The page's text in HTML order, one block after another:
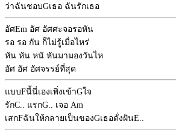
ว่าฉันชอบGเธอ ฉันรักเธอ
อัศEm อัศ อัศศะจอรอหัน
รอ รอ กัน ก็ไม่รู้เมื่อไหร่
หัน หัน หนั หันมามองวันไห
อัศ อัศ อัศจรรย์ที่สุด
แบบFนี้นี่เองเพิ่งเข้าGใจ
รักC.. แรกG.. เจอ Am
เสกFฉันให้กลายเป็นของGเธอดั่งฝันE..